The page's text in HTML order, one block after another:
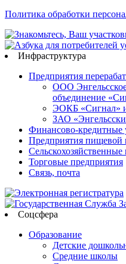
Политика обработки
Инфраструктура
Предприятия
ООО
объединение
ЭОКБ «Сигнал»
ЗАО
Финансово-кредитные
Предприятия
Сельскохозяйственные
Торговые предприятия
Связь, почта
Соцсфера
Образование
Детские
Средние школы